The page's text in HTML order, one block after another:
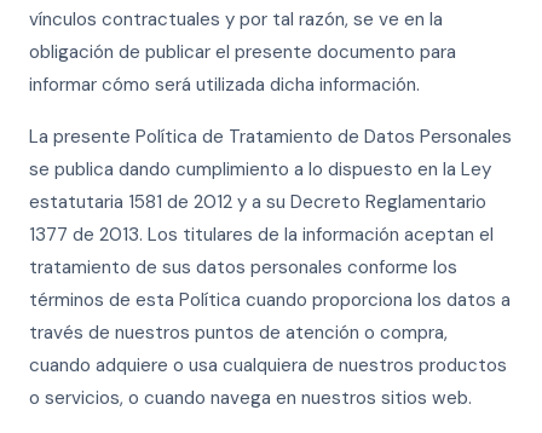
vínculos contractuales y por tal razón, se ve en la
obligación de publicar el presente documento para
informar cómo será utilizada dicha información.
La presente Política de Tratamiento de Datos Personales
se publica dando cumplimiento a lo dispuesto en la Ley
estatutaria 1581 de 2012 y a su Decreto Reglamentario
1377 de 2013. Los titulares de la información aceptan el
tratamiento de sus datos personales conforme los
términos de esta Política cuando proporciona los datos a
través de nuestros puntos de atención o compra,
cuando adquiere o usa cualquiera de nuestros productos
o servicios, o cuando navega en nuestros sitios web.